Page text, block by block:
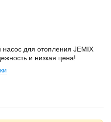
для отопления JEMIX
и низкая цена!